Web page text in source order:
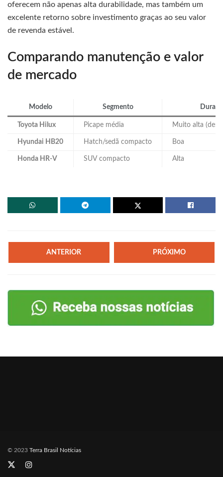
oferecem não apenas alta durabilidade, mas também um
excelente retorno sobre investimento graças ao seu valor
de revenda estável.
Comparando manutenção e valor
de mercado
Modelo Segmento
Toyota Hilux Picape média Muito alta
Hyundai HB20 Hatch/sedã compacto Boa
Honda HR-V SUV compacto Alta
ANTERIOR PRÓXIMO
© 2023 Terra Brasil Notícias